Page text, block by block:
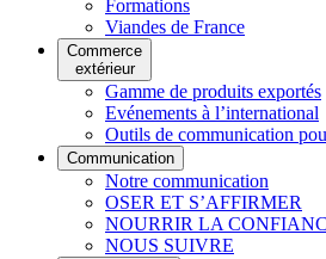
Formations
Viandes de France
Commerce
extérieur
Gamme de produits exportés
Evénements à l’international
Outils de communication
Communication
Notre communication
OSER ET S’AFFIRMER
NOURRIR LA
NOUS SUIVRE